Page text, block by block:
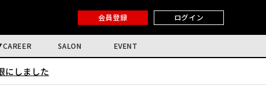
会員登録 ログイン
CAREER SALON EVENT
にしました